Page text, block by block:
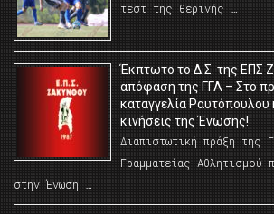
τεστ της θερινής …
Έκπτωτο το Δ.Σ. της ΕΠΣ
απόφαση της ΓΓΑ – Στο
καταγγελία Ραυτόπουλου
κινήσεις της Ένωσης!
Διαπιστωτική πράξη της
Γραμματείας Αθλητισμού
στην Ένωση …